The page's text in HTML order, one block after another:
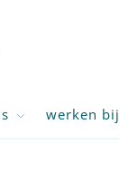
werken bij